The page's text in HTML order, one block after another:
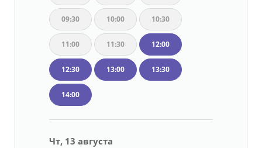
09:30 10:00 10:30
11:00 11:30 12:00
12:30 13:00 13:30
14:00
Чт, 13 августа